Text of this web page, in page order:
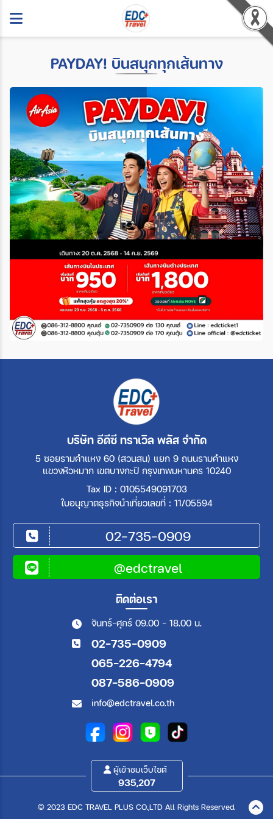
PAYDAY! บินสนุกทุกเส้นทาง
บริษัท อีดีซี ทราเวิล พลัส จำกัด
5 ซอยรามคำแหง 60 (สวนสน) แยก 9 ถนนรามคำแหง
แขวงหัวหมาก เขตบางกะปิ กรุงเทพมหานคร 10240
Tax ID : 0105549091703
ใบอนุญาตธุรกิจนำเที่ยวเลขที่ : 11/05594
02-735-0909
@edctravel
ติดต่อเรา
จันทร์-ศุกร์ 09.00 - 18.00 น.
02-735-0909
065-226-4794
087-586-0909
info@edctravel.co.th
ผู้เข้าชมเว็บไซต์
935,207
© 2023 EDC TRAVEL PLUS CO.,LTD All Rights Reserved.